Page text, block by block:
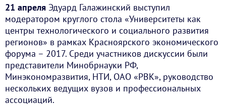
21 апреля Эдуард Галажинский выступил
модератором круглого стола «Университеты как
центры технологического и социального развития
регионов» в рамках Красноярского экономического
форума – 2017. Среди участников дискуссии были
представители Минобрнауки РФ,
Минэкономразвития, НТИ, ОАО «РВК», руководство
нескольких ведущих вузов и профессиональных
ассоциаций.